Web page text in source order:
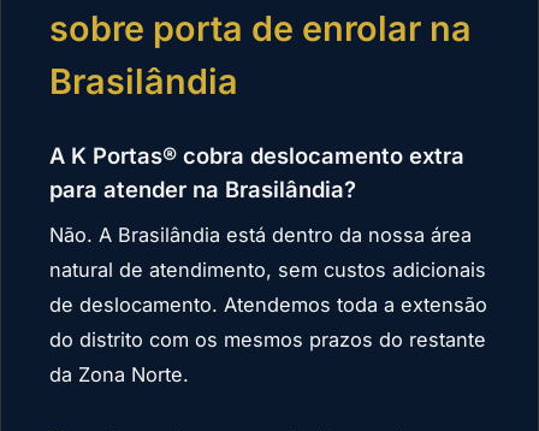
sobre porta de enrolar na
Brasilândia
A K Portas® cobra deslocamento extra
para atender na Brasilândia?
Não. A Brasilândia está dentro da nossa área
natural de atendimento, sem custos adicionais
de deslocamento. Atendemos toda a extensão
do distrito com os mesmos prazos do restante
da Zona Norte.